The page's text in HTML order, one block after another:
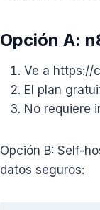
Opción A:
Ve a https://
El plan
No requiere
Opción B: Self-
datos seguros: